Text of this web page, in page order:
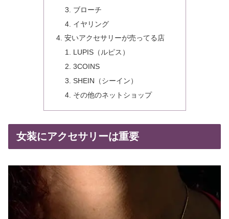
ブローチ
イヤリング
安いアクセサリーが売ってる店
LUPIS（ルピス）
3COINS
SHEIN（シーイン）
その他のネットショップ
女装にアクセサリーは重要